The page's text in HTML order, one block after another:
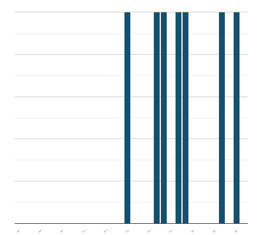
.. .. .. .. .. .. .. .. .. .. ..